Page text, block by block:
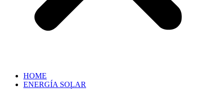
HOME
ENERGÍA SOLAR